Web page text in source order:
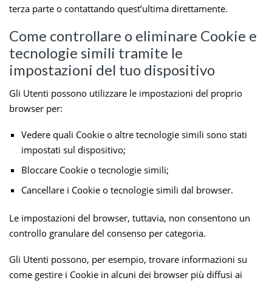
terza parte o contattando quest’ultima direttamente.
Come controllare o eliminare Cookie e
tecnologie simili tramite le
impostazioni del tuo dispositivo
Gli Utenti possono utilizzare le impostazioni del proprio
browser per:
Vedere quali Cookie o altre tecnologie simili sono stati
impostati sul dispositivo;
Bloccare Cookie o tecnologie simili;
Cancellare i Cookie o tecnologie simili dal browser.
Le impostazioni del browser, tuttavia, non consentono un
controllo granulare del consenso per categoria.
Gli Utenti possono, per esempio, trovare informazioni su
come gestire i Cookie in alcuni dei browser più diffusi ai